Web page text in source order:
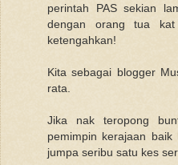
perintah PAS sekian
dengan orang tua
ketengahkan!
Kita sebagai blogger
rata.
Jika nak teropong
pemimpin kerajaan
jumpa seribu satu kes